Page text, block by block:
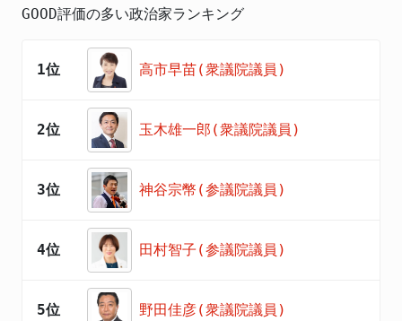
GOOD評価の多い政治家ランキング
1位 高市早苗(衆議院議員)
2位 玉木雄一郎(衆議院議員)
3位 神谷宗幣(参議院議員)
4位 田村智子(参議院議員)
5位 野田佳彦(衆議院議員)